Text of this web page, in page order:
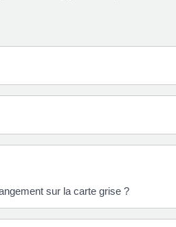
sur la carte grise ?